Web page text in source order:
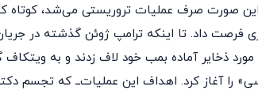
از بیش از ۲۰۰ میلیارد دلار درآمد نفتی که در غیر این صورت صرف عملیات تروریستی
فرصت داد. تا اینکه ترامپ ژوئن گذشته در
ذخایر آماده بمب خود لاف زدند و به
را آغاز کرد. اهداف این عملیات‌ــ که تجسم